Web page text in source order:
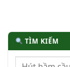
TÌM KIẾM